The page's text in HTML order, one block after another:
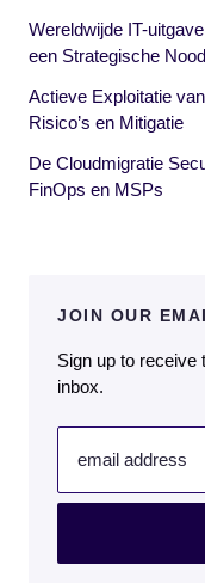
Wereldwijde IT-
een Strategische
Actieve Exploitatie
Risico’s en Mitigatie
De Cloudmigratie
FinOps en MSPs
JOIN OUR
Sign up to receive
inbox.
email address